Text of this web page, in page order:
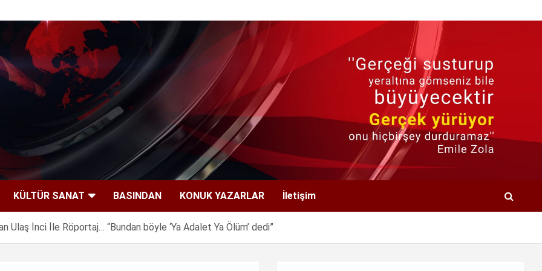
KÜLTÜR SANAT BASINDAN KONUK YAZARLAR İletişim
Ulaş İnci İle Röportaj… “Bundan böyle ‘Ya Adalet Ya Ölüm’ dedi”